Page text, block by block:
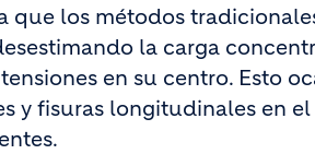
que los métodos
la carga
en su centro. Esto
y fisuras longitudinales en